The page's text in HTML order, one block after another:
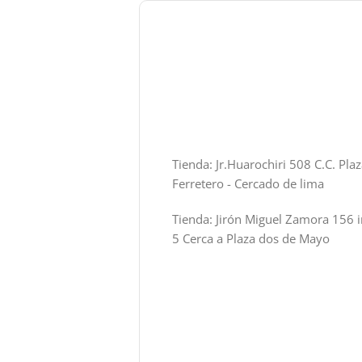
Tienda: Jr.Huarochiri 508 C.C.
Ferretero - Cercado de lima
Tienda: Jirón Miguel Zamora 156
5 Cerca a Plaza dos de Mayo